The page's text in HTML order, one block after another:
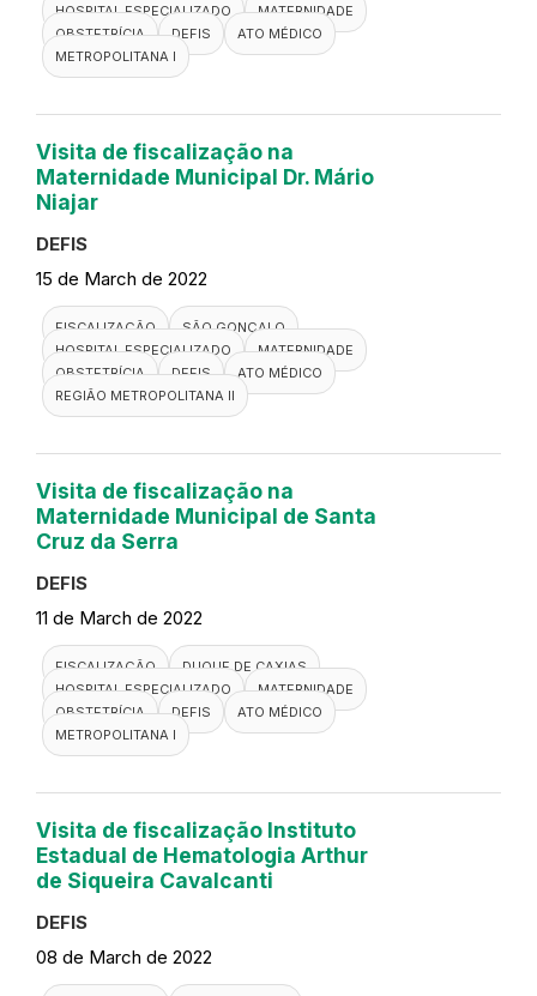
HOSPITAL ESPECIALIZADO
MATERNIDADE
OBSTETRÍCIA
DEFIS
ATO MÉDICO
METROPOLITANA I
Visita de fiscalização na
Maternidade Municipal Dr. Mário
Niajar
DEFIS
15 de March de 2022
FISCALIZAÇÃO
SÃO GONÇALO
HOSPITAL ESPECIALIZADO
MATERNIDADE
OBSTETRÍCIA
DEFIS
ATO MÉDICO
REGIÃO METROPOLITANA II
Visita de fiscalização na
Maternidade Municipal de Santa
Cruz da Serra
DEFIS
11 de March de 2022
FISCALIZAÇÃO
DUQUE DE CAXIAS
HOSPITAL ESPECIALIZADO
MATERNIDADE
OBSTETRÍCIA
DEFIS
ATO MÉDICO
METROPOLITANA I
Visita de fiscalização Instituto
Estadual de Hematologia Arthur
de Siqueira Cavalcanti
DEFIS
08 de March de 2022